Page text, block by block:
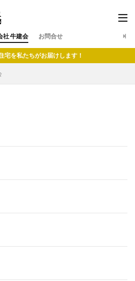
社 牛建会 お問合せ
私たちがお届けします！